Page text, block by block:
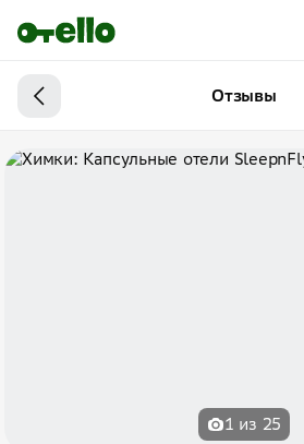
Отзывы
1 из 25